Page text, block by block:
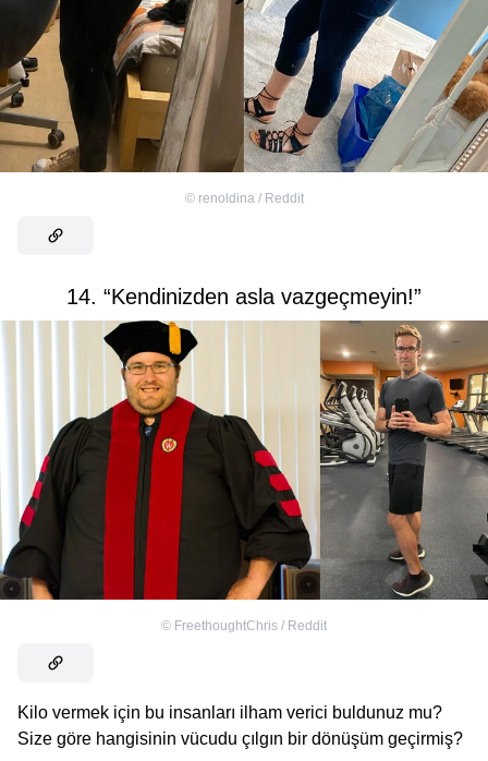
© renoldina / Reddit
14. “Kendinizden asla vazgeçmeyin!”
© FreethoughtChris / Reddit
Kilo vermek için bu insanları ilham verici buldunuz mu?
Size göre hangisinin vücudu çılgın bir dönüşüm geçirmiş?